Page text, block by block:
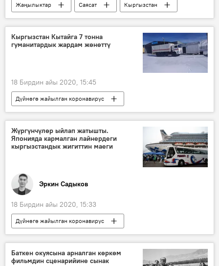
Жаңылыктар Саясат
Кыргызстан
Мамлекеттик экотехинспекция
директор
Кыргызстан Кытайга 7 тонна
гуманитардык жардам жөнөттү
18 Бирдин айы 2020, 15:45
Дүйнөгө жайылган коронавирус
Жаңылыктар
Коом
Кыргызстан
Дүйнөдө
Кытай
гуманитардык жардам
бет кап
Коронавируска байланыштуу Кыргызстандагы кырдаал
Жүргүнчүлөр ыйлап жатышты.
Японияда кармалган лайнердеги
кыргызстандык жигиттин маеги
Эркин Садыков
18 Бирдин айы 2020, 15:33
Дүйнөгө жайылган коронавирус
Жаңылыктар
Коом
Кыргызстан
Дүйнөдө
Япония
Кытай
Баткен окуясына арналган көркөм
фильмдин сценарийине сынак